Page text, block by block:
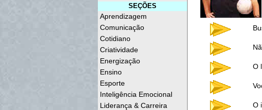
SEÇÕES
Aprendizagem
Comunicação
Cotidiano
Criatividade
Energização
Ensino
Esporte
Inteligência Emocional
Liderança & Carreira
O
O